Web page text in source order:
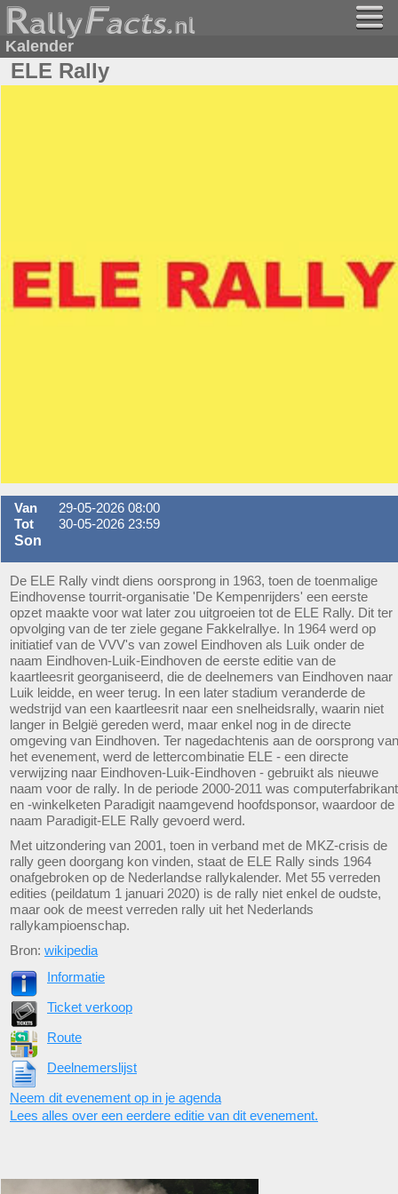
Kalender
ELE Rally
Van
29-05-2026 08:00
Tot
30-05-2026 23:59
Son
De ELE Rally vindt diens oorsprong in 1963, toen de toenmalige
Eindhovense tourrit-organisatie 'De Kempenrijders' een eerste
opzet maakte voor wat later zou uitgroeien tot de ELE Rally. Dit ter
opvolging van de ter ziele gegane Fakkelrallye. In 1964 werd op
initiatief van de VVV's van zowel Eindhoven als Luik onder de
naam Eindhoven-Luik-Eindhoven de eerste editie van de
kaartleesrit georganiseerd, die de deelnemers van Eindhoven naar
Luik leidde, en weer terug. In een later stadium veranderde de
wedstrijd van een kaartleesrit naar een snelheidsrally, waarin niet
langer in België gereden werd, maar enkel nog in de directe
omgeving van Eindhoven. Ter nagedachtenis aan de oorsprong van
het evenement, werd de lettercombinatie ELE - een directe
verwijzing naar Eindhoven-Luik-Eindhoven - gebruikt als nieuwe
naam voor de rally. In de periode 2000-2011 was computerfabrikant
en -winkelketen Paradigit naamgevend hoofdsponsor, waardoor de
naam Paradigit-ELE Rally gevoerd werd.
Met uitzondering van 2001, toen in verband met de MKZ-crisis de
rally geen doorgang kon vinden, staat de ELE Rally sinds 1964
onafgebroken op de Nederlandse rallykalender. Met 55 verreden
edities (peildatum 1 januari 2020) is de rally niet enkel de oudste,
maar ook de meest verreden rally uit het Nederlands
rallykampioenschap.
Bron: wikipedia
Informatie
Ticket verkoop
Route
Deelnemerslijst
Neem dit evenement op in je agenda
Lees alles over een eerdere editie van dit evenement.